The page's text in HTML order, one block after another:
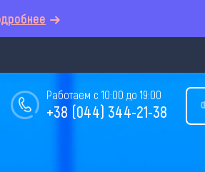
Работаем с 10:00 до 19:00
+38 (044) 344-21-38